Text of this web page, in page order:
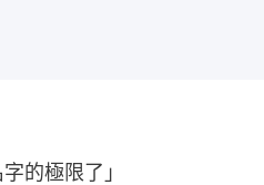
的極限了」